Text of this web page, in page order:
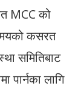
MCC को
कसरत
समितिबाट
लागि